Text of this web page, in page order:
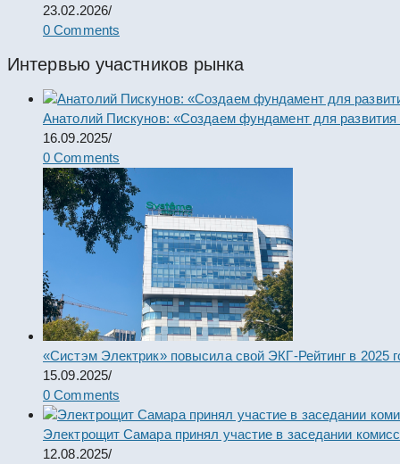
23.02.2026/
0 Comments
Интервью участников рынка
Анатолий Пискунов: «Создаем фундамент для развития
16.09.2025/
0 Comments
«Систэм Электрик» повысила свой ЭКГ-Рейтинг в 2025
15.09.2025/
0 Comments
Электрощит Самара принял участие в заседании
12.08.2025/